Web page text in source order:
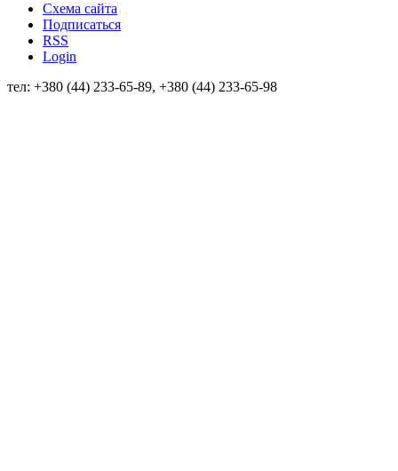
Схема сайта
Подписаться
RSS
Login
тел: +380 (44) 233-65-89, +380 (44) 233-65-98